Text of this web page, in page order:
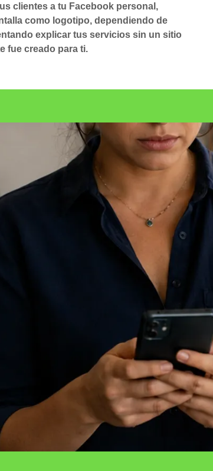
clientes a tu Facebook personal,
como logotipo, dependiendo de
explicar tus servicios sin un sitio
fue creado para ti.